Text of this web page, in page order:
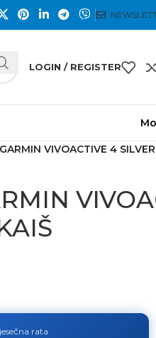
LOGIN / REGISTER
VIVOACTIVE 4 SILVER
rata